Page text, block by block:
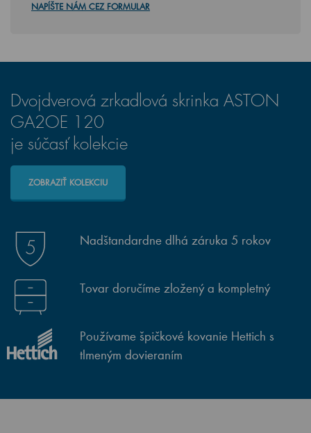
NAPÍŠTE NÁM CEZ FORMULAR
Dvojdverová zrkadlová skrinka ASTON
GA2OE 120
je súčasť kolekcie
ZOBRAZIŤ KOLEKCIU
Nadštandardne dlhá záruka 5 rokov
Tovar doručíme zložený a kompletný
Používame špičkové kovanie Hettich s
tlmeným dovieraním